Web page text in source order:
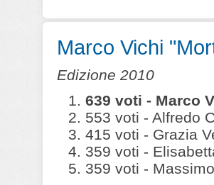
Marco Vichi
Edizione 2010
639 voti - Marco
553 voti - Alfredo
415 voti - Grazia
359 voti -
359 voti -